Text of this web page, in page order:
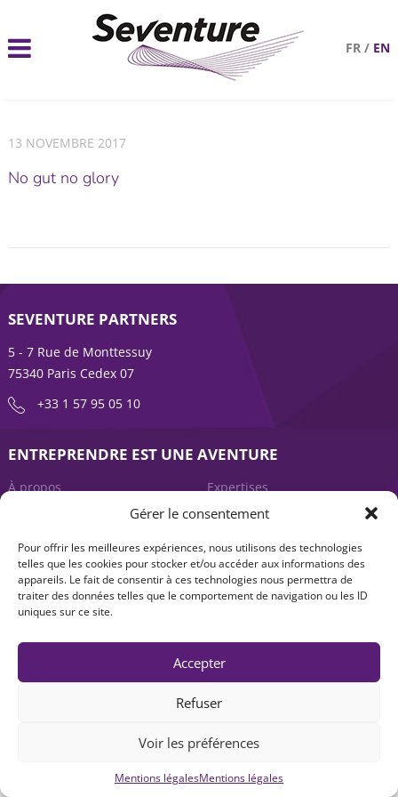
Gérer le consentement
Pour offrir les meilleures expériences, nous utilisons des technologies
telles que les cookies pour stocker et/ou accéder aux informations des
appareils. Le fait de consentir à ces technologies nous permettra de
traiter des données telles que le comportement de navigation ou les ID
uniques sur ce site.
Accepter
Refuser
Voir les préférences
Mentions légalesMentions légales
FR / EN
13 NOVEMBRE 2017
No gut no glory
SEVENTURE PARTNERS
5 - 7 Rue de Monttessuy
75340 Paris Cedex 07
+33 1 57 95 05 10
ENTREPRENDRE EST UNE AVENTURE
À propos
Expertises
Actualités
Contact